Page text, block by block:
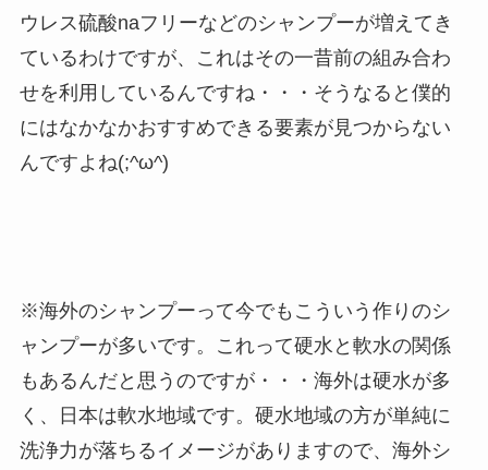
ウレス硫酸naフリーなどのシャンプーが増えてき
ているわけですが、これはその一昔前の組み合わ
せを利用しているんですね・・・そうなると僕的
にはなかなかおすすめできる要素が見つからない
んですよね(;^ω^)
※海外のシャンプーって今でもこういう作りのシ
ャンプーが多いです。これって硬水と軟水の関係
もあるんだと思うのですが・・・海外は硬水が多
く、日本は軟水地域です。硬水地域の方が単純に
洗浄力が落ちるイメージがありますので、海外シ